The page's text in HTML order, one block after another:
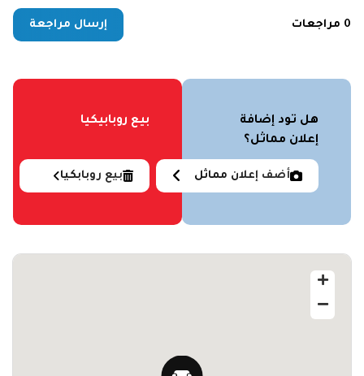
0 مراجعات إرسال مراجعة
هل تود إضافة
إعلان مماثل؟
أضف إعلان مماثل
بيع روبابيكيا
بيع روبابكيا